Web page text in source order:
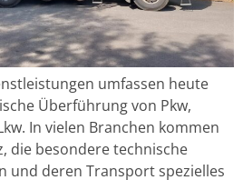
umfassen heute
Überführung von Pkw,
In vielen Branchen kommen
die besondere technische
und deren Transport spezielles